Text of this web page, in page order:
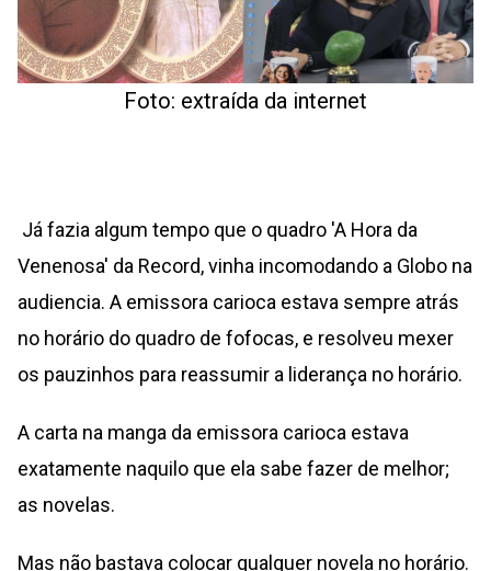
Foto: extraída da internet
Já fazia algum tempo que o quadro 'A Hora da
Venenosa' da Record, vinha incomodando a Globo na
audiencia. A emissora carioca estava sempre atrás
no horário do quadro de fofocas, e resolveu mexer
os pauzinhos para reassumir a liderança no horário.
A carta na manga da emissora carioca estava
exatamente naquilo que ela sabe fazer de melhor;
as novelas.
Mas não bastava colocar qualquer novela no horário.